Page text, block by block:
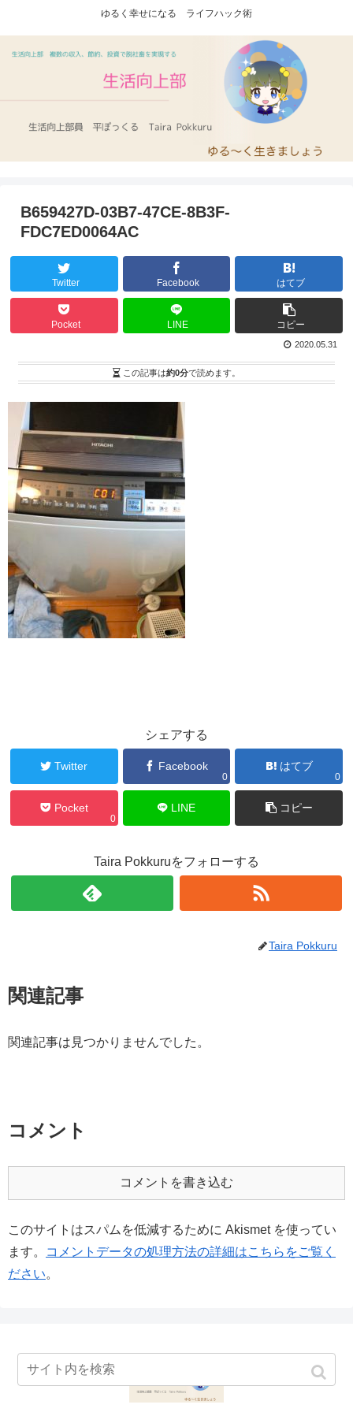
ゆるく幸せになる ライフハック術
B659427D-03B7-47CE-8B3F-
FDC7ED0064AC
Twitter Facebook はてブ
Pocket LINE コピー
2020.05.31
この記事は約0分で読めます。
シェアする
Twitter Facebook
0
はてブ
0
Pocket
0
LINE コピー
Taira Pokkuruをフォローする
Taira Pokkuru
関連記事
関連記事は見つかりませんでした。
コメント
コメントを書き込む
このサイトはスパムを低減するために Akismet を使ってい
ます。
コメントデータの処理方法の詳細はこちらをご覧く
ださい。